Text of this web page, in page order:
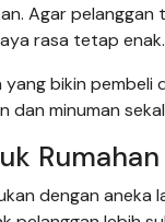
Agar pelanggan
rasa tetap enak.
bikin
dan minuman
Rumahan
dengan